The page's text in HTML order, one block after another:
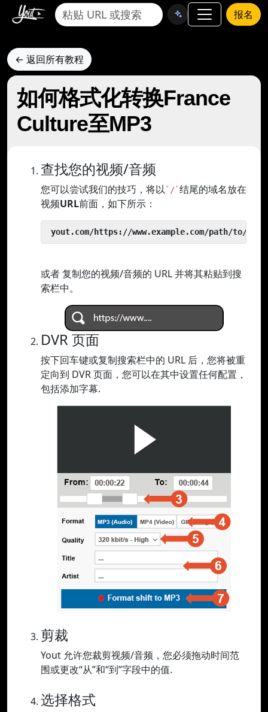
报名
← 返回所有教程
如何格式化转换France
Culture至MP3
查找您的视频/音频
您可以尝试我们的技巧，将以 `/`结尾的域名放在
视频URL前面，如下所示：
yout.com/https://www.example.com/path/to/
或者 复制您的视频/音频的 URL 并将其粘贴到搜
索栏中。
DVR 页面
按下回车键或复制搜索栏中的 URL 后，您将被重
定向到 DVR 页面，您可以在其中设置任何配置，
包括添加字幕.
剪裁
Yout 允许您裁剪视频/音频，您必须拖动时间范
围或更改“从”和“到”字段中的值.
选择格式